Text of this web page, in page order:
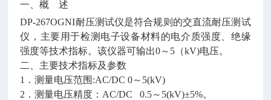
一、概 述
DP-267OGNI耐压测试仪是符合规则的交直流耐压测试
仪，主要用于检测电子设备材料的电介质强度、绝缘
强度等技术指标。该仪器可输出0～5（kV)电压。
二、主要技术指标及参数
1．测量电压范围:AC/DC 0～5(kV)
2．测量电压精度：AC/DC 0.5～5(kV)±5%。